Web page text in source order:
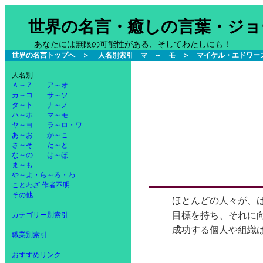
世界の名言・癒しの言葉・ジ
あなたには無限の可能性がある、そしてわたしにも！
世界の名言トップへ＞ 人名別索引 マ ～ モ ＞ マイケル・エドワー
人名別
Ａ～Ｚ
ア～オ
カ～コ
サ～ソ
タ～ト
ナ～ノ
ハ～ホ
マ～モ
ヤ～ヨ
ラ～ロ・ワ
あ～お
か～こ
さ～そ
た～と
な～の
は～ほ
ま～も
や～よ・ら～ろ・わ
ことわざ 作者不明
その他
カテゴリー別索引
職業別索引
おすすめリンク
ほとんどの人々が、
目標を持ち、それに
成功する個人や組織